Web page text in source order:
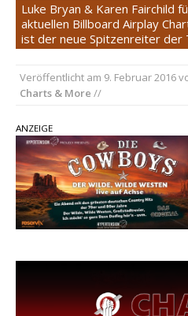
„Choosin‘
aller Zeiten
Talks“ – eine
Morgan Wallen,
Fokus
Luke Bryan & Karen Fairchild
aktuellen Billboard Airplay
ist der neue Spitzenreiter der
Veröffentlicht am 9. Februar 2016
Charts & More //
ANZEIGE